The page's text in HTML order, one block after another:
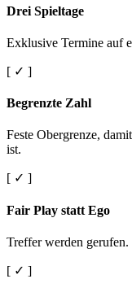
Drei Spieltage
Exklusive Termine auf
[ ✓ ]
Begrenzte Zahl
Feste Obergrenze,
ist.
[ ✓ ]
Fair Play statt Ego
Treffer werden
[ ✓ ]